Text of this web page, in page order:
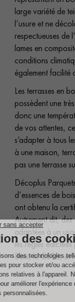
large variété de
l’usure et ne
respectueuses de
lames en
conditions
également facilité
Les terrasses en
possèdent une
donc une
de vos attentes,
s’adapter à tous
à une maison,
pas une terrasse
Décoplus
d’essences de
ont obtenu la
Autrement dit, des
adaptées à un
les règles
Bois, le CSTB, et